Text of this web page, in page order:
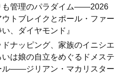
も管理のパラダイム――2026
トブレイクとポール・ファー
、ダイヤモンド』
ナッピング、家族のイニシエ
は娘の自立をめぐるドメステ
ル――ジリアン・マカリスター